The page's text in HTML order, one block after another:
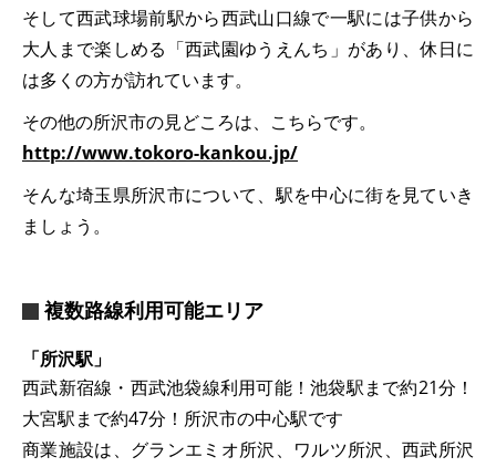
そして西武球場前駅から西武山口線で一駅には子供から
大人まで楽しめる「西武園ゆうえんち」があり、休日に
は多くの方が訪れています。
その他の所沢市の見どころは、こちらです。
http://www.tokoro-kankou.jp/
そんな埼玉県所沢市について、駅を中心に街を見ていき
ましょう。
複数路線利用可能エリア
「所沢駅」
西武新宿線・西武池袋線利用可能！池袋駅まで約21分！
大宮駅まで約47分！所沢市の中心駅です
商業施設は、グランエミオ所沢、ワルツ所沢、西武所沢